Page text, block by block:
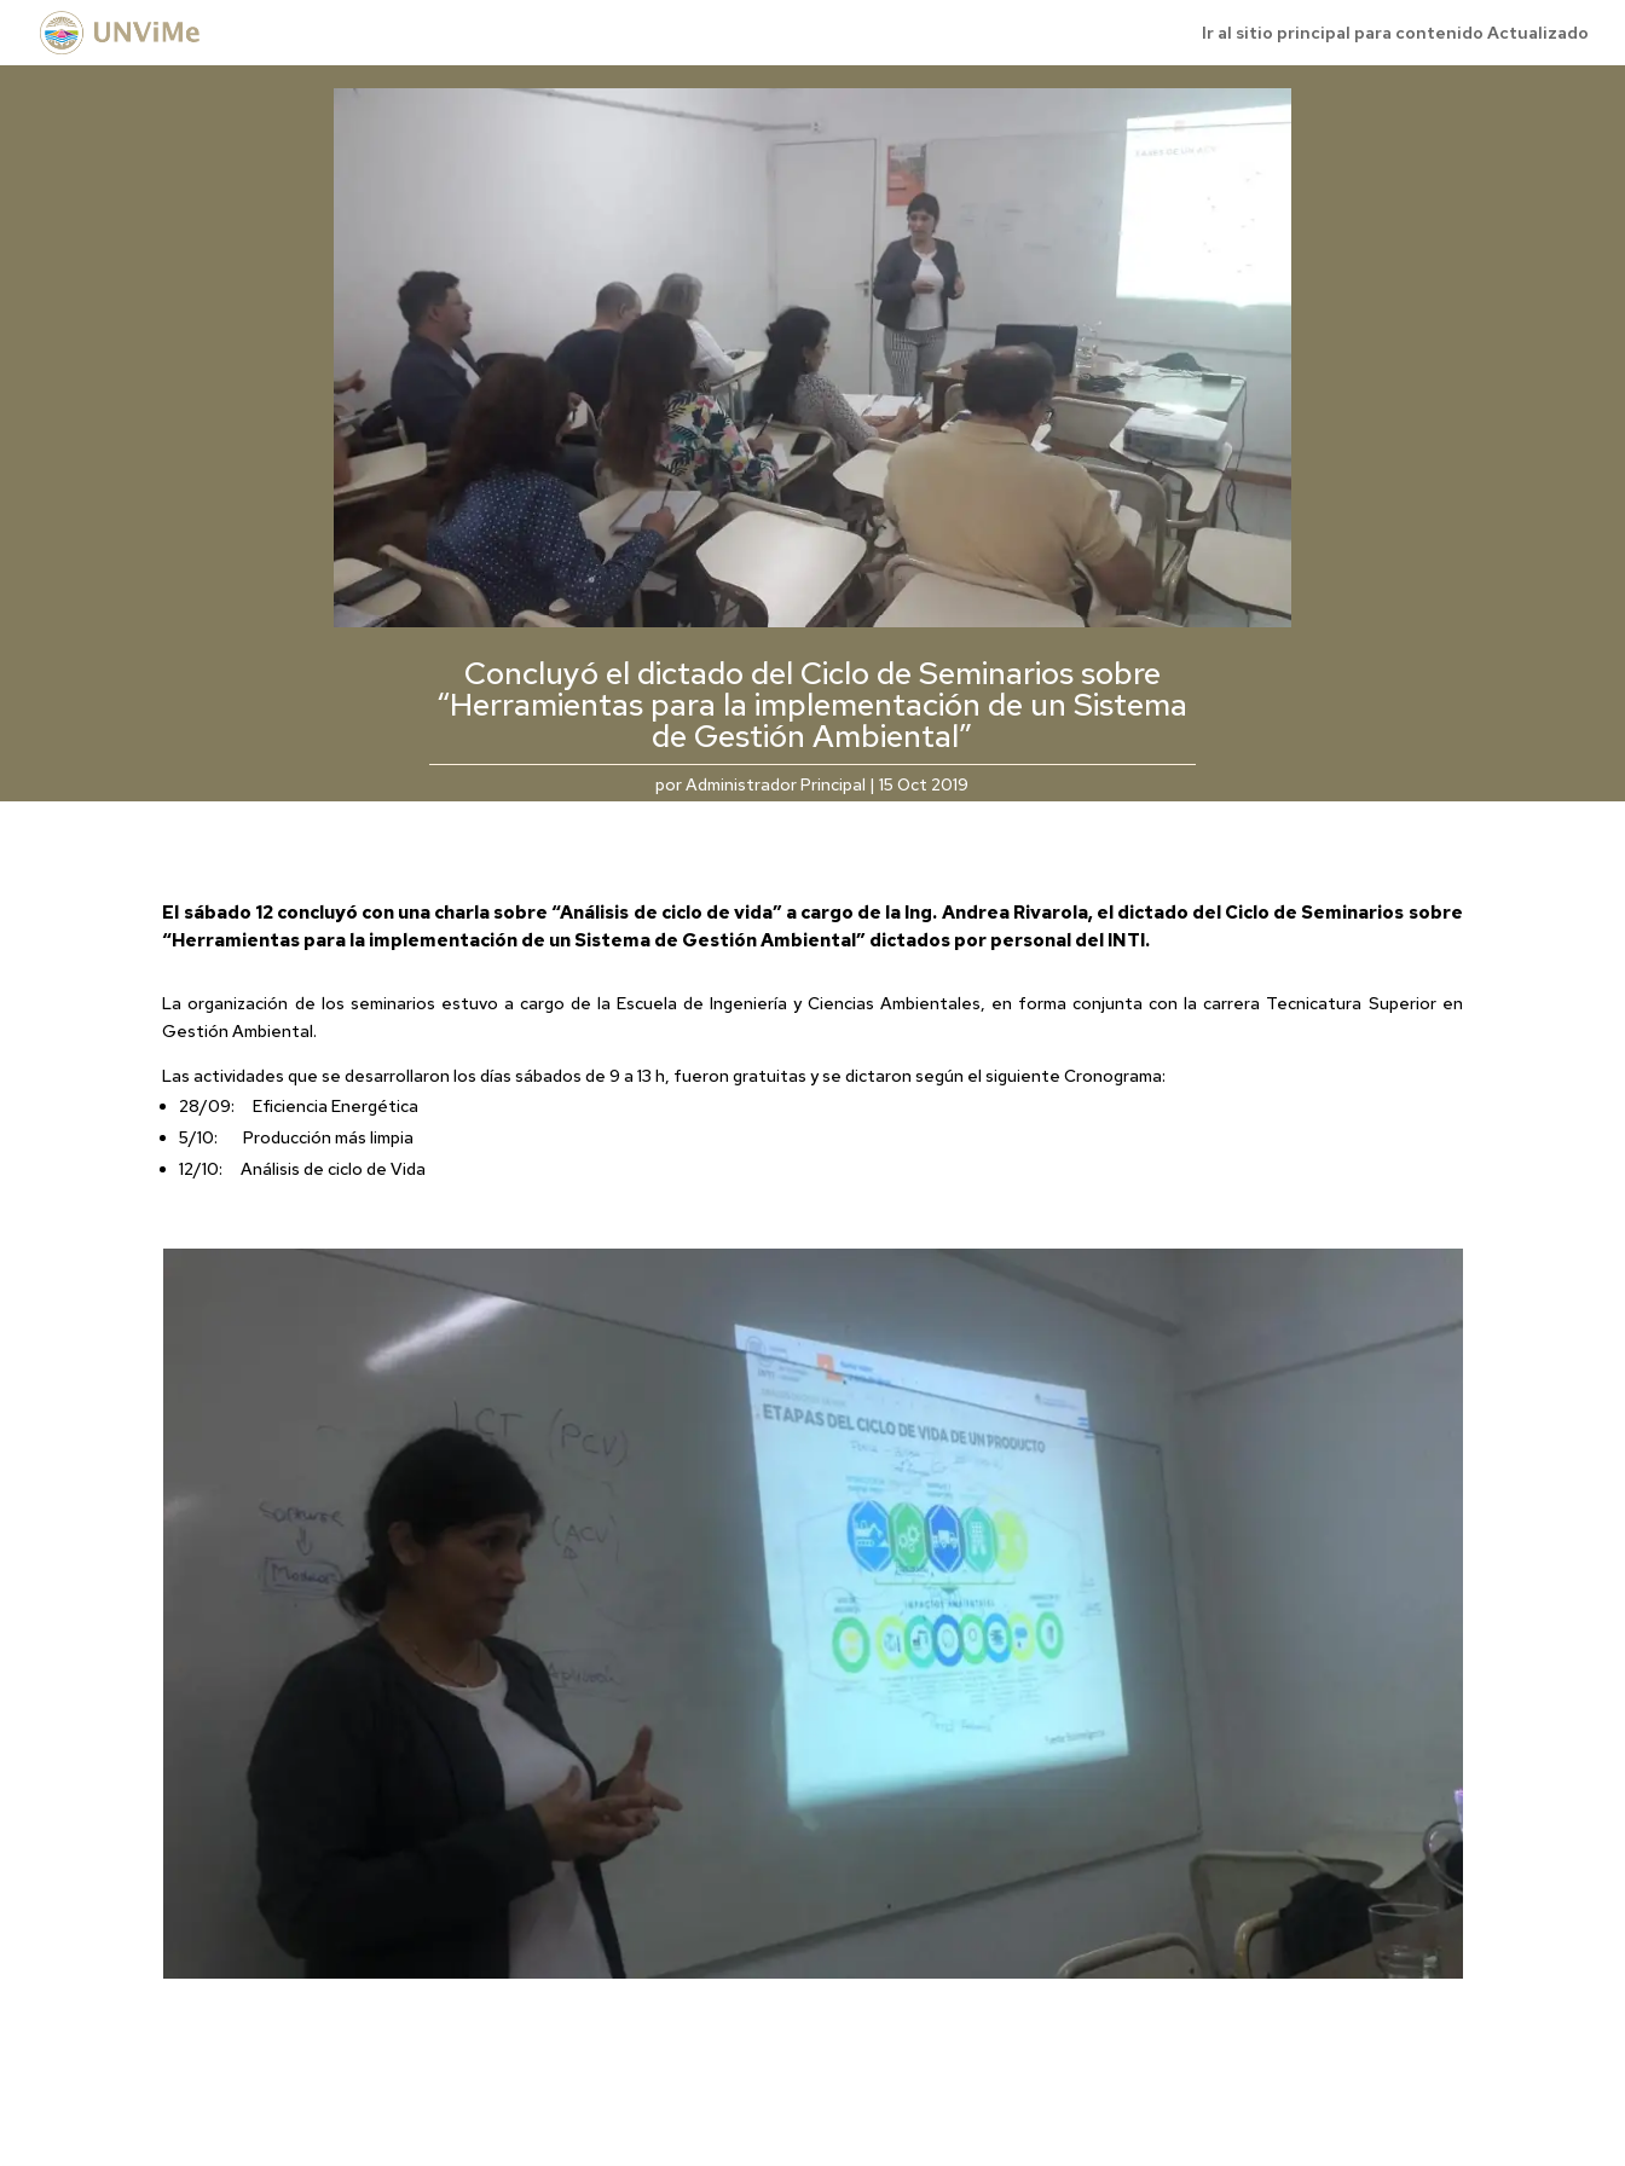
Ir al sitio principal para contenido Actualizado
Concluyó el dictado del Ciclo de Seminarios sobre
“Herramientas para la implementación de un Sistema
de Gestión Ambiental”
porAdministrador Principal |15 Oct 2019
El sábado 12 concluyó con una charla sobre “Análisis de ciclo de vida” a cargo de la Ing. Andrea Rivarola, el dictado del Ciclo de Seminarios sobre
“Herramientas para la implementación de un Sistema de Gestión Ambiental” dictados por personal del INTI.
La organización de los seminarios estuvo a cargo de la Escuela de Ingeniería y Ciencias Ambientales, en forma conjunta con la carrera Tecnicatura Superior en
Gestión Ambiental.
Las actividades que se desarrollaron los días sábados de 9 a 13 h, fueron gratuitas y se dictaron según el siguiente Cronograma:
28/09: Eficiencia Energética
5/10: Producción más limpia
12/10: Análisis de ciclo de Vida